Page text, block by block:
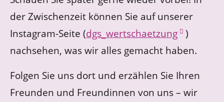
der Zwischenzeit können Sie auf unserer
Instagram-Seite (dgs_wertschaetzung )
nachsehen, was wir alles gemacht haben.
Folgen Sie uns dort und erzählen Sie Ihren
Freunden und Freundinnen von uns – wir